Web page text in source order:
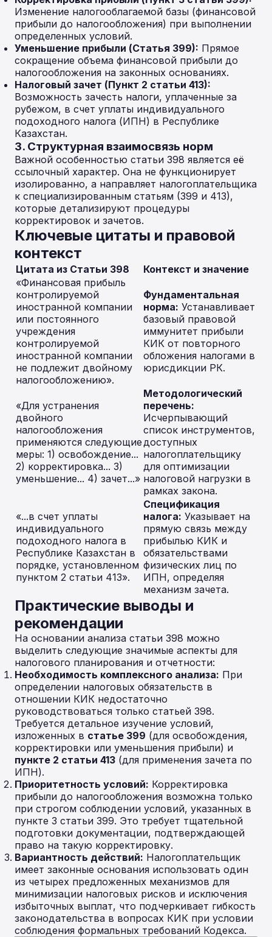
Изменение налогооблагаемой базы (финансовой
прибыли до налогообложения) при выполнении
определенных условий.
Уменьшение прибыли (Статья 399): Прямое
сокращение объема финансовой прибыли до
налогообложения на законных основаниях.
Налоговый зачет (Пункт 2 статьи 413):
Возможность зачесть налоги, уплаченные за
рубежом, в счет уплаты индивидуального
подоходного налога (ИПН) в Республике
Казахстан.
3. Структурная взаимосвязь норм
Важной особенностью статьи 398 является её
ссылочный характер. Она не функционирует
изолированно, а направляет налогоплательщика
к специализированным статьям (399 и 413),
которые детализируют процедуры
корректировок и зачетов.
Ключевые цитаты и правовой
контекст
Цитата из Статьи 398
Контекст и значение
«Финансовая прибыль
контролируемой
иностранной компании
или постоянного
учреждения
контролируемой
иностранной компании
не подлежит двойному
налогообложению».
Фундаментальная
норма: Устанавливает
базовый правовой
иммунитет прибыли
КИК от повторного
обложения налогами в
юрисдикции РК.
«Для устранения
двойного
налогообложения
применяются следующие
меры: 1) освобождение...
2) корректировка... 3)
уменьшение... 4) зачет...»
Методологический
перечень:
Исчерпывающий
список инструментов,
доступных
налогоплательщику
для оптимизации
налоговой нагрузки в
рамках закона.
«...в счет уплаты
индивидуального
подоходного налога в
Республике Казахстан в
порядке, установленном
пунктом 2 статьи 413».
Спецификация
налога: Указывает на
прямую связь между
прибылью КИК и
обязательствами
физических лиц по
ИПН, определяя
механизм зачета.
Практические выводы и
рекомендации
На основании анализа статьи 398 можно
выделить следующие значимые аспекты для
налогового планирования и отчетности:
Необходимость комплексного анализа: При
определении налоговых обязательств в
отношении КИК недостаточно
руководствоваться только статьей 398.
Требуется детальное изучение условий,
изложенных в статье 399 (для освобождения,
корректировки или уменьшения прибыли) и
пункте 2 статьи 413 (для применения зачета по
ИПН).
Приоритетность условий: Корректировка
прибыли до налогообложения возможна только
при строгом соблюдении условий, указанных в
пункте 3 статьи 399. Это требует тщательной
подготовки документации, подтверждающей
право на такую корректировку.
Вариантность действий: Налогоплательщик
имеет законные основания использовать один
из четырех предложенных механизмов для
минимизации налоговых рисков и исключения
избыточных выплат, что подчеркивает гибкость
законодательства в вопросах КИК при условии
соблюдения формальных требований Кодекса.